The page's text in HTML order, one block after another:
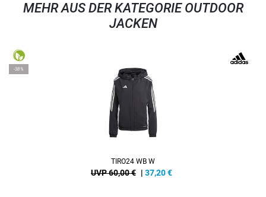
MEHR AUS DER KATEGORIE OUTDOOR
JACKEN
-38%
TIRO24 WB W
UVP 60,00 € | 37,20€